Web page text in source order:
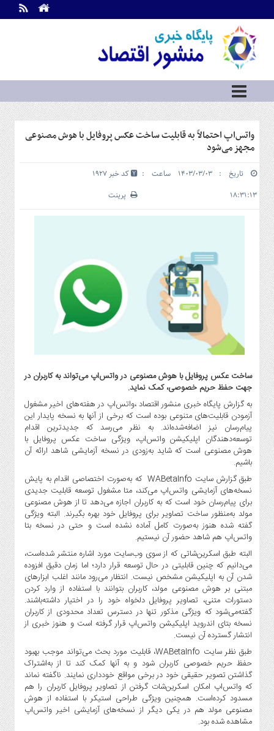
اطلاعات
تماس
ما
درباره
ما
سرویس
ها
خانه
سرمایه
و
بورس
و
شهری
گاز
و
پتروشیمی
و
خودرو
آپ
و
فن
آوری
بانک
،
بیمه
و
ارز
دیجیتال
کشاورزی
و
صنایع
غذایی
سیاسی
و
بین
الملل
روز
گوناگون
واتس‌اپ احتمالاً به قابلیت ساخت عکس پروفایل با هوش مصنوعی
مجهز می‌شود
تاریخ : ۱۴۰۳/۰۳/۰۳ ساعت :
۱۸:۳۱:۱۳
کد خبر 1927
پرینت
ساخت عکس پروفایل با هوش مصنوعی در واتس‌اپ می‌تواند به کاربران در
جهت حفظ حریم خصوصی، کمک نماید.
به گزارش پایگاه خبری منشور اقتصاد ،واتس‌اپ در هفته‌های اخیر مشغول
آزمودن قابلیت‌های متنوعی بوده است که برخی از آنها به نسخه پایدار این
پیام‌رسان نیز اضافه‌شده‌اند. به نظر می‌رسد که جدیدترین اقدام
توسعه‌دهندگان اپلیکیشن واتس‌اپ‌، ویژگی ساخت عکس پروفایل با
هوش مصنوعی است که شاید به‌زودی در نسخه آزمایشی شاهد ارائه آن
باشیم.
طبق گزارش سایت WABetaInfo که به‌صورت اختصاصی اقدام به پایش
نسخه‌های آزمایشی واتس‌اپ می‌کند، متا مشغول توسعه قابلیت جدیدی
برای پیام‌رسان خود است که به کاربران اجازه می‌دهد تا از هوش مصنوعی
مولد به‌منظور ساخت تصاویر برای پروفایل خود بهره بگیرند. البته ویژگی
گفته شده هنوز به‌صورت کامل آماده نشده است و حتی در نسخه بتا
واتس‌اپ هم شاهد حضور آن نیستیم.
البته طبق اسکرین‌شاتی که از سوی وب‌سایت مورد اشاره منتشر شده‌است،
می‌دانیم که چنین قابلیتی در حال توسعه قرار دارد؛ اما زمان دقیق افزوده
شدن آن به اپلیکیشن مشخص نیست. انتظار می‌رود مانند اغلب ابزارهای
مبتنی بر هوش مصنوعی مولد، کاربران بتوانند با استفاده از وارد کردن
دستورات متنی، تصاویر پروفایل دلخواه خود را در اختیار داشته‌باشند.
گفته‌می‌شود که ویژگی مذکور تنها در دسترس تعداد محدودی از کاربران
نسخه بتای اندروید اپلیکیشن واتس‌اپ قرار گرفته است و هنوز خبری از
انتشار گسترده آن نیست.
طبق نظر سایت WABetaInfo، قابلیت مورد بحث می‌تواند موجب بهبود
حفظ حریم خصوصی کاربران شود و به آنها کمک کند تا از به‌اشتراک
گذاشتن تصویر حقیقی خود در برخی مواقع خودداری نمایند. ناگفته نماند
که واتس‌اپ امکان اسکرین‌شات گرفتن از تصاویر پروفایل کاربران را هم
مسدود کرده‌است. همچنین ویژگی طراحی استیکر با استفاده از هوش
مصنوعی مولد هم در یکی دیگر از نسخه‌های آزمایشی اخیر واتس‌اپ
مشاهده شده بود.